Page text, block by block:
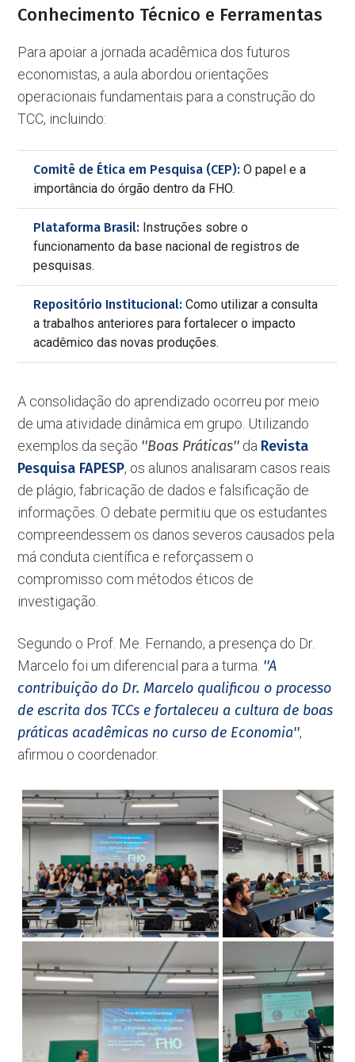
Conhecimento Técnico e Ferramentas
Para apoiar a jornada acadêmica dos futuros
economistas, a aula abordou orientações
operacionais fundamentais para a construção do
TCC, incluindo:
Comitê de Ética em Pesquisa (CEP): O papel e a
importância do órgão dentro da FHO.
Plataforma Brasil: Instruções sobre o
funcionamento da base nacional de registros de
pesquisas.
Repositório Institucional: Como utilizar a consulta
a trabalhos anteriores para fortalecer o impacto
acadêmico das novas produções.
A consolidação do aprendizado ocorreu por meio
de uma atividade dinâmica em grupo. Utilizando
exemplos da seção ''Boas Práticas'' da Revista
Pesquisa FAPESP, os alunos analisaram casos reais
de plágio, fabricação de dados e falsificação de
informações. O debate permitiu que os estudantes
compreendessem os danos severos causados pela
má conduta científica e reforçassem o
compromisso com métodos éticos de
investigação.
Segundo o Prof. Me. Fernando, a presença do Dr.
Marcelo foi um diferencial para a turma. ''A
contribuição do Dr. Marcelo qualificou o processo
de escrita dos TCCs e fortaleceu a cultura de boas
práticas acadêmicas no curso de Economia'',
afirmou o coordenador.